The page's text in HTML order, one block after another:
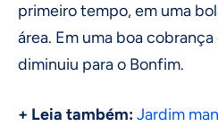
primeiro tempo, em uma
área. Em uma boa
diminuiu para o Bonfim.
+ Leia também:Jardim